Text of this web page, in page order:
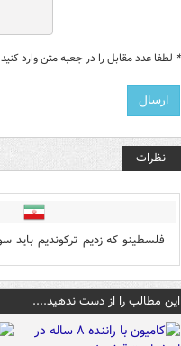
* لطفا عدد مقابل را در جعبه متن وارد کنید
نظرات
فلسطینو که زدیم ترکوندیم
این مطالب را از دست ندهید....